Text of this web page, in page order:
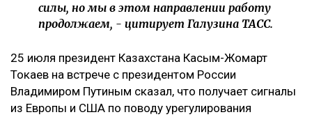
силы, но мы в этом направлении работу
продолжаем, - цитирует Галузина ТАСС.
‎25 июля президент Казахстана Касым-Жомарт
Токаев на встрече с президентом России
Владимиром Путиным сказал, что получает сигналы
из Европы и США по поводу урегулирования